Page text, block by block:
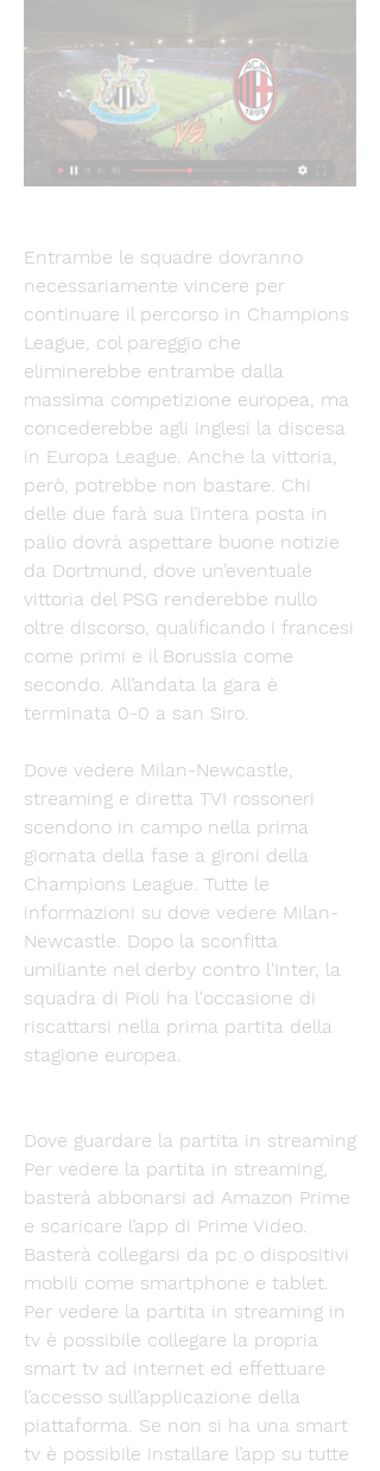
Entrambe le squadre dovranno
necessariamente vincere per
continuare il percorso in Champions
League, col pareggio che
eliminerebbe entrambe dalla
massima competizione europea, ma
concederebbe agli inglesi la discesa
in Europa League. Anche la vittoria,
però, potrebbe non bastare. Chi
delle due farà sua l’intera posta in
palio dovrà aspettare buone notizie
da Dortmund, dove un’eventuale
vittoria del PSG renderebbe nullo
oltre discorso, qualificando i francesi
come primi e il Borussia come
secondo. All’andata la gara è
terminata 0-0 a san Siro.
Dove vedere Milan-Newcastle,
streaming e diretta TVI rossoneri
scendono in campo nella prima
giornata della fase a gironi della
Champions League. Tutte le
informazioni su dove vedere Milan-
Newcastle. Dopo la sconfitta
umiliante nel derby contro l'Inter, la
squadra di Pioli ha l'occasione di
riscattarsi nella prima partita della
stagione europea.
Dove guardare la partita in streaming
Per vedere la partita in streaming,
basterà abbonarsi ad Amazon Prime
e scaricare l’app di Prime Video.
Basterà collegarsi da pc o dispositivi
mobili come smartphone e tablet.
Per vedere la partita in streaming in
tv è possibile collegare la propria
smart tv ad internet ed effettuare
l’accesso sull’applicazione della
piattaforma. Se non si ha una smart
tv è possibile installare l’app su tutte